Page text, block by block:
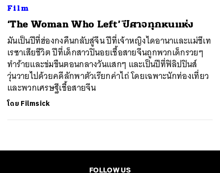
Film
​‘The Woman Who Left’ ปีศาจทุกหนแห่ง
มันเป็นปีที่ฮ่องกงคืนกลับสู่จีน ปีที่เจ้าหญิงไดอานาและแม่ชีเท
เรซาเสียชีวิต ปีที่เด็กสาวปินอยเชื้อสายจีนถูกพวกเด็กรวยๆ
ทำร้ายและข่มขืนตอนกลางวันแสกๆ และเป็นปีที่ฟิลิปปินส์
วุ่นวายไปด้วยคดีลักพาตัวเรียกค่าไถ่ โดยเฉพาะนักท่องเที่ยว
และพวกเศรษฐีเชื้อสายจีน
โดย Filmsick
FOLLOW US